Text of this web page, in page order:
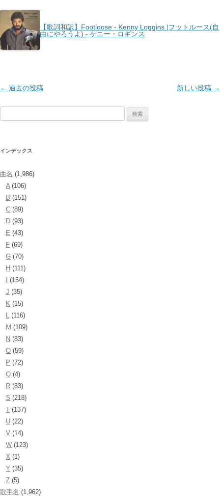
【歌詞和訳】Footloose - Kenny Loggins |フットルース(自
由にやろうよ) - ケニー・ロギンス
投
シ
ョ
← 過去の投稿 新しい投稿 →
インデックス
曲名 (1,986)
A(106)
B (151)
C (89)
D (93)
E (43)
F (69)
G (70)
H (111)
(154)
J (35)
K (15)
L (116)
M (109)
N (83)
O (59)
P (72)
Q (4)
R (83)
S (218)
T (137)
U (22)
V (14)
W (123)
X (1)
Y (35)
Z (5)
歌手名 (1,962)